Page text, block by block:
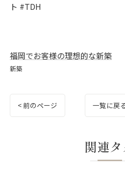
ト #TDH
福岡でお客様の理想的な新築
新築
< 前のページ 一覧に戻
関連